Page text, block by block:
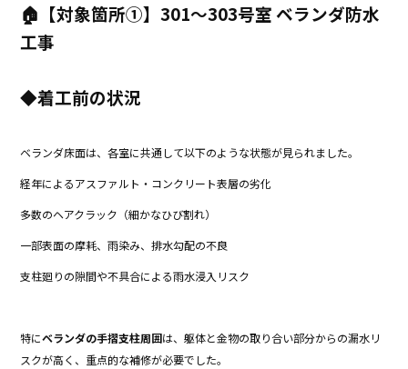
🏠【対象箇所①】301～303号室 ベランダ防水
工事
◆着工前の状況
ベランダ床面は、各室に共通して以下のような状態が見られました。
経年によるアスファルト・コンクリート表層の劣化
多数のヘアクラック（細かなひび割れ）
一部表面の摩耗、雨染み、排水勾配の不良
支柱廻りの隙間や不具合による雨水浸入リスク
特にベランダの手摺支柱周囲は、躯体と金物の取り合い部分からの漏水リ
スクが高く、重点的な補修が必要でした。